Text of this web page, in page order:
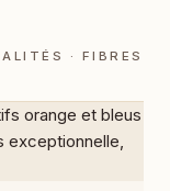
· FIBRES